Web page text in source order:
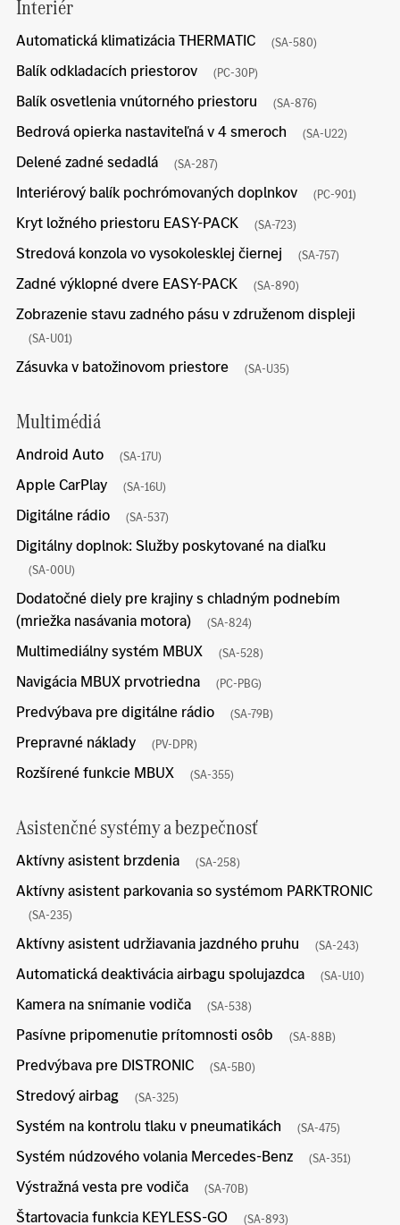
Interiér
Automatická klimatizácia THERMATIC (SA-580)
Balík odkladacích priestorov (PC-30P)
Balík osvetlenia vnútorného priestoru (SA-876)
Bedrová opierka nastaviteľná v 4 smeroch (SA-U22)
Delené zadné sedadlá (SA-287)
Interiérový balík pochrómovaných doplnkov (PC-901)
Kryt ložného priestoru EASY-PACK (SA-723)
Stredová konzola vo vysokolesklej čiernej (SA-757)
Zadné výklopné dvere EASY-PACK (SA-890)
Zobrazenie stavu zadného pásu v združenom displeji
(SA-U01)
Zásuvka v batožinovom priestore (SA-U35)
Multimédiá
Android Auto (SA-17U)
Apple CarPlay (SA-16U)
Digitálne rádio (SA-537)
Digitálny doplnok: Služby poskytované na diaľku
(SA-00U)
Dodatočné diely pre krajiny s chladným podnebím
(mriežka nasávania motora)
(SA-824)
Multimediálny systém MBUX (SA-528)
Navigácia MBUX prvotriedna (PC-PBG)
Predvýbava pre digitálne rádio (SA-79B)
Prepravné náklady (PV-DPR)
Rozšírené funkcie MBUX (SA-355)
Asistenčné systémy a bezpečnosť
Aktívny asistent brzdenia (SA-258)
Aktívny asistent parkovania so systémom PARKTRONIC
(SA-235)
Aktívny asistent udržiavania jazdného pruhu (SA-243)
Automatická deaktivácia airbagu spolujazdca (SA-U10)
Kamera na snímanie vodiča (SA-538)
Pasívne pripomenutie prítomnosti osôb (SA-88B)
Predvýbava pre DISTRONIC (SA-5B0)
Stredový airbag (SA-325)
Systém na kontrolu tlaku v pneumatikách (SA-475)
Systém núdzového volania Mercedes-Benz (SA-351)
Výstražná vesta pre vodiča (SA-70B)
Štartovacia funkcia KEYLESS-GO (SA-893)